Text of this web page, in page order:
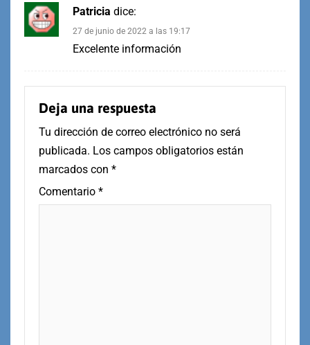
Patricia dice:
27 de junio de 2022 a las 19:17
Excelente información
Deja una respuesta
Tu dirección de correo electrónico no será
publicada. Los campos obligatorios están
marcados con *
Comentario *